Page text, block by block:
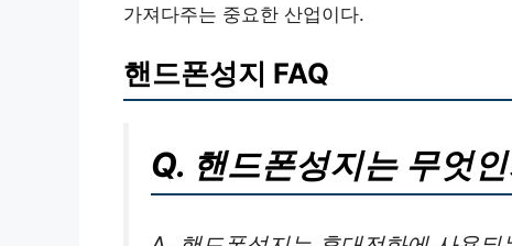
가져다주는 중요한 산업이다.
핸드폰성지 FAQ
Q. 핸드폰성지는 무엇